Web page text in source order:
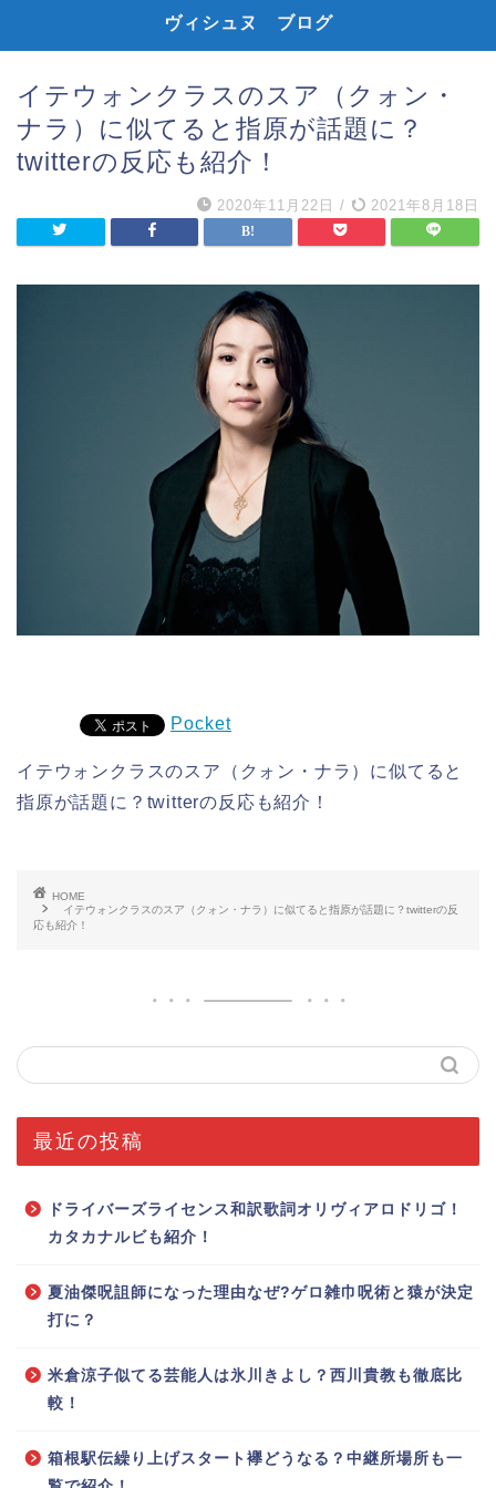
ヴィシュヌ ブログ
イテウォンクラスのスア（クォン・
ナラ）に似てると指原が話題に？
twitterの反応も紹介！
2020年11月22日 / 2021年8月18日
Pocket
イテウォンクラスのスア（クォン・ナラ）に似てると
指原が話題に？twitterの反応も紹介！
HOME
イテウォンクラスのスア（クォン・ナラ）に似てると指原が話題に？twitterの反
応も紹介！
最近の投稿
ドライバーズライセンス和訳歌詞オリヴィアロドリゴ！
カタカナルビも紹介！
夏油傑呪詛師になった理由なぜ?ゲロ雑巾呪術と猿が決定
打に？
米倉涼子似てる芸能人は氷川きよし？西川貴教も徹底比
較！
箱根駅伝繰り上げスタート襷どうなる？中継所場所も一